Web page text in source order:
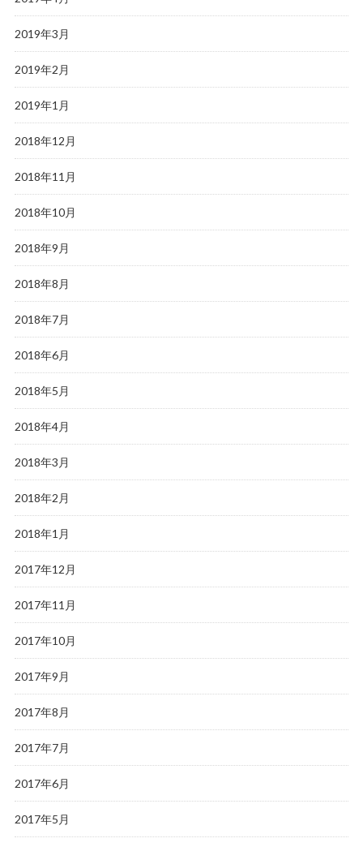
2019年3月
2019年2月
2019年1月
2018年12月
2018年11月
2018年10月
2018年9月
2018年8月
2018年7月
2018年6月
2018年5月
2018年4月
2018年3月
2018年2月
2018年1月
2017年12月
2017年11月
2017年10月
2017年9月
2017年8月
2017年7月
2017年6月
2017年5月